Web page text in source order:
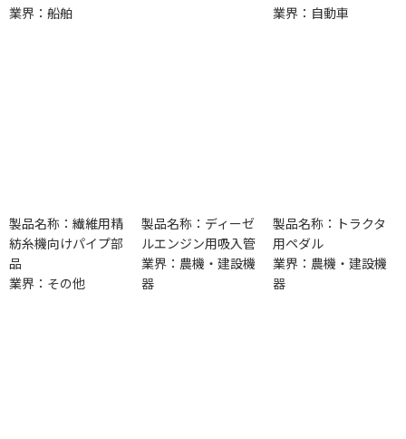
業界：船舶
業界：自動車
製品名称：繊維用精
紡糸機向けパイプ部
品
業界：その他
製品名称：ディーゼ
ルエンジン用吸入管
業界：農機・建設機
器
製品名称：トラクタ
用ペダル
業界：農機・建設機
器